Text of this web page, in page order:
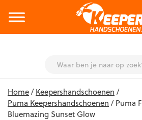
content
Home/Keepershandschoenen /
Puma Keepershandschoenen / Puma
Bluemazing Sunset Glow